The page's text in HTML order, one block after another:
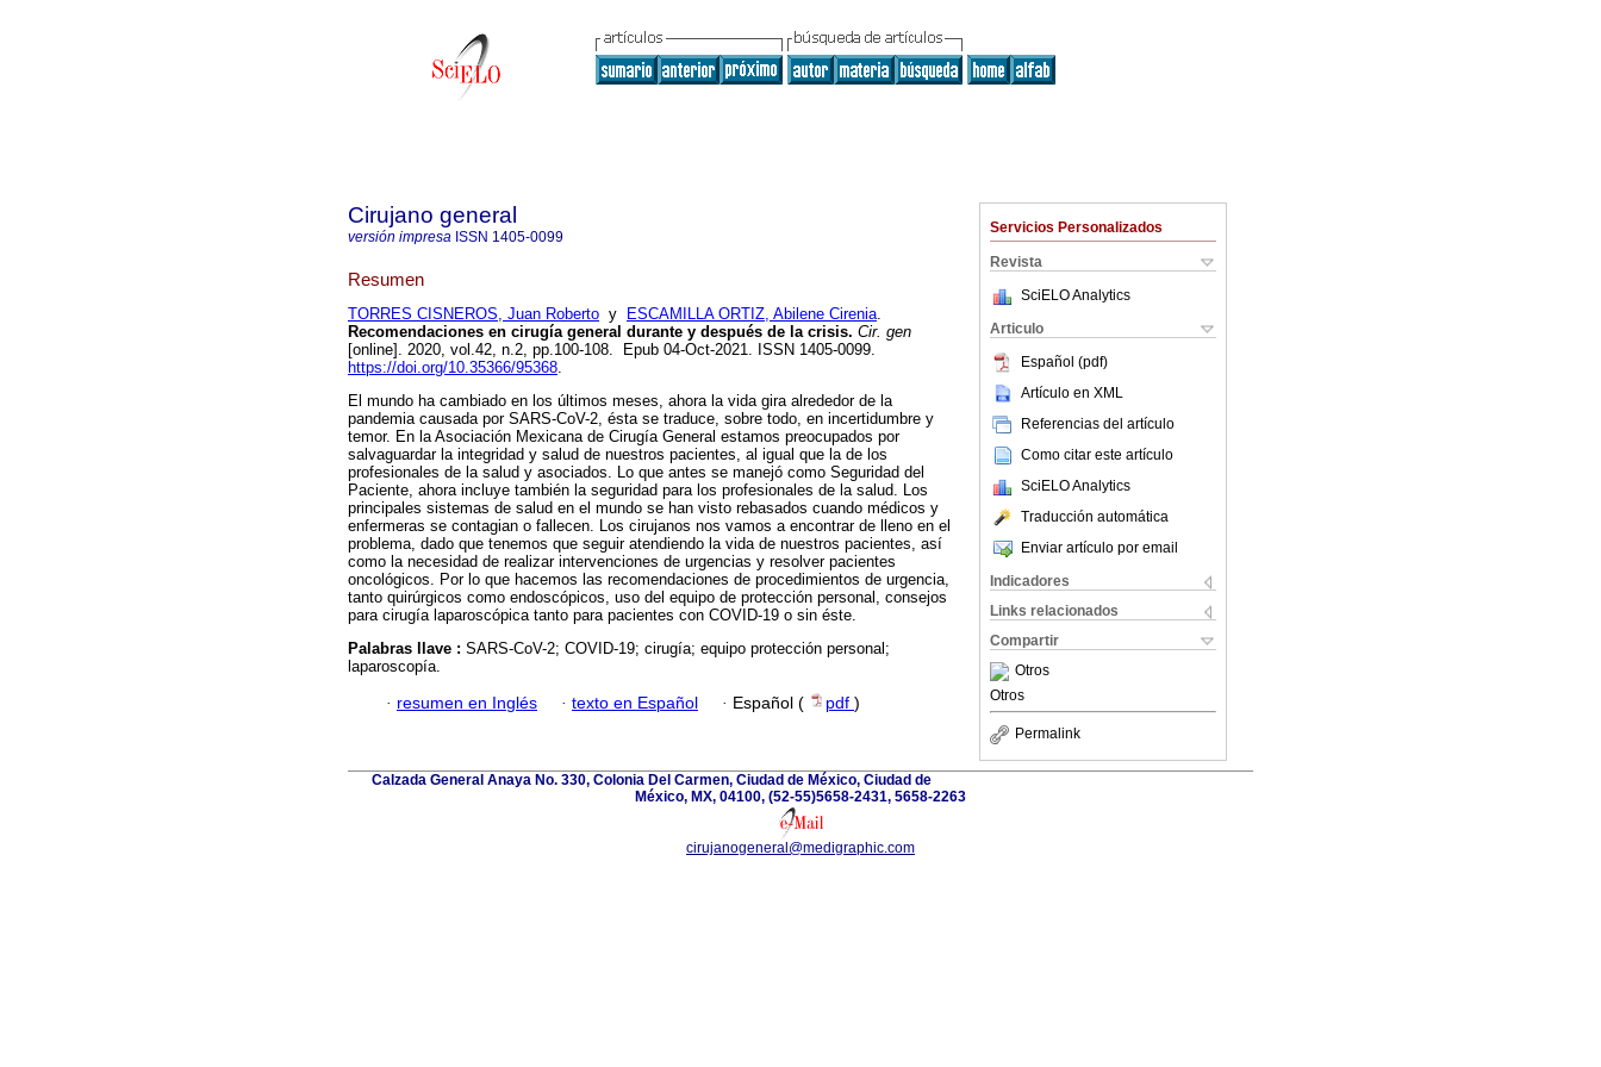
Servicios Personalizados
Revista
SciELO Analytics
Articulo
Español (pdf)
Artículo en XML
Referencias del artículo
Como citar este artículo
SciELO Analytics
Traducción automática
Enviar artículo por email
Indicadores
Links relacionados
Compartir
Otros
Otros
Permalink
Cirujano general
versión impresa ISSN 1405-0099
Resumen
TORRES CISNEROS, Juan Roberto y ESCAMILLA ORTIZ, Abilene Cirenia.
Recomendaciones en cirugía general durante y después de la crisis. Cir. gen
[online]. 2020, vol.42, n.2, pp.100-108. Epub 04-Oct-2021. ISSN 1405-0099.
https://doi.org/10.35366/95368.
El mundo ha cambiado en los últimos meses, ahora la vida gira alrededor de la
pandemia causada por SARS-CoV-2, ésta se traduce, sobre todo, en incertidumbre y
temor. En la Asociación Mexicana de Cirugía General estamos preocupados por
salvaguardar la integridad y salud de nuestros pacientes, al igual que la de los
profesionales de la salud y asociados. Lo que antes se manejó como Seguridad del
Paciente, ahora incluye también la seguridad para los profesionales de la salud. Los
principales sistemas de salud en el mundo se han visto rebasados cuando médicos y
enfermeras se contagian o fallecen. Los cirujanos nos vamos a encontrar de lleno en el
problema, dado que tenemos que seguir atendiendo la vida de nuestros pacientes, así
como la necesidad de realizar intervenciones de urgencias y resolver pacientes
oncológicos. Por lo que hacemos las recomendaciones de procedimientos de urgencia,
tanto quirúrgicos como endoscópicos, uso del equipo de protección personal, consejos
para cirugía laparoscópica tanto para pacientes con COVID-19 o sin éste.
Palabras llave : SARS-CoV-2; COVID-19; cirugía; equipo protección personal;
laparoscopía.
· resumen en Inglés · texto en Español · Español ( pdf )
Calzada General Anaya No. 330, Colonia Del Carmen, Ciudad de México, Ciudad de
México, MX, 04100, (52-55)5658-2431, 5658-2263
cirujanogeneral@medigraphic.com